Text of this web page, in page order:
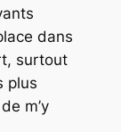
dans
surtout
plus
m’y